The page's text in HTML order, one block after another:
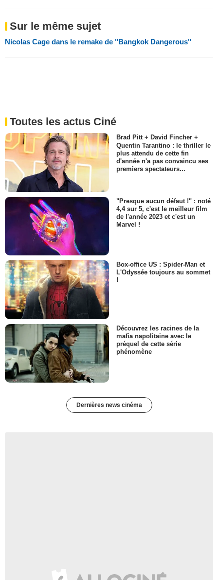
Sur le même sujet
Nicolas Cage dans le remake de "Bangkok Dangerous"
Toutes les actus Ciné
Brad Pitt + David Fincher +
Quentin Tarantino : le thriller le
plus attendu de cette fin
d'année n'a pas convaincu ses
premiers spectateurs...
"Presque aucun défaut !" : noté
4,4 sur 5, c'est le meilleur film
de l'année 2023 et c'est un
Marvel !
Box-office US : Spider-Man et
L'Odyssée toujours au sommet
!
Découvrez les racines de la
mafia napolitaine avec le
préquel de cette série
phénomène
Dernières news cinéma